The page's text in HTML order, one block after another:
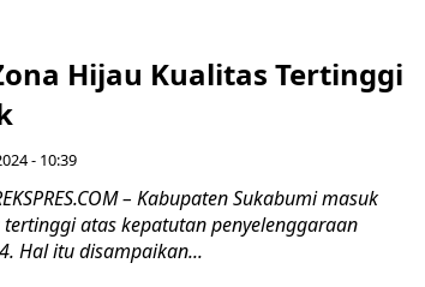
Hijau Kualitas Tertinggi
- 10:39
– Kabupaten Sukabumi masuk
atas kepatutan penyelenggaraan
Hal itu disampaikan...